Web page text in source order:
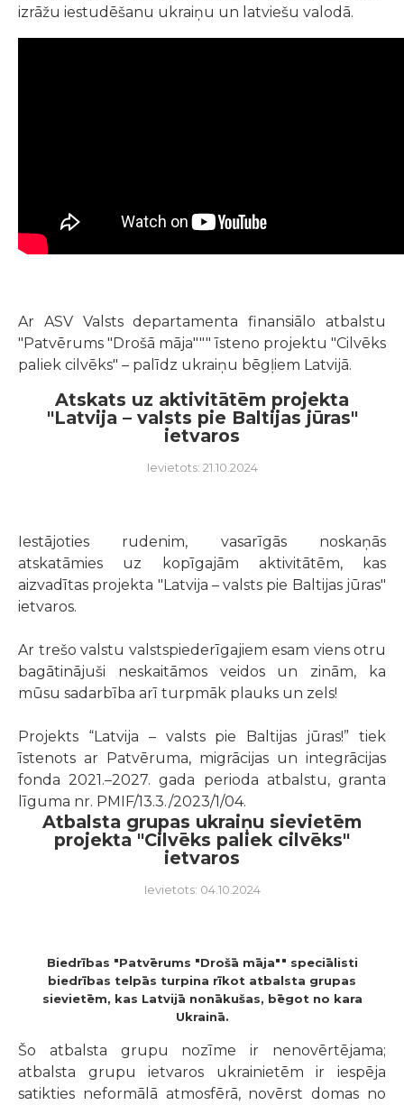
izrāžu iestudēšanu ukraiņu un latviešu valodā.
Ar ASV Valsts departamenta finansiālo atbalstu
"Patvērums "Drošā māja""" īsteno projektu "Cilvēks
paliek cilvēks" – palīdz ukraiņu bēgļiem Latvijā.
Atskats uz aktivitātēm projekta
"Latvija – valsts pie Baltijas jūras"
ietvaros
Ievietots: 21.10.2024
Iestājoties rudenim, vasarīgās noskaņās
atskatāmies uz kopīgajām aktivitātēm, kas
aizvadītas projekta "Latvija – valsts pie Baltijas jūras"
ietvaros.
Ar trešo valstu valstspiederīgajiem esam viens otru
bagātinājuši neskaitāmos veidos un zinām, ka
mūsu sadarbība arī turpmāk plauks un zels!
Projekts “Latvija – valsts pie Baltijas jūras!” tiek
īstenots ar Patvēruma, migrācijas un integrācijas
fonda 2021.–2027. gada perioda atbalstu, granta
līguma nr. PMIF/13.3./2023/1/04.
Atbalsta grupas ukraiņu sievietēm
projekta "Cilvēks paliek cilvēks"
ietvaros
Ievietots: 04.10.2024
Biedrības "Patvērums "Drošā māja"" speciālisti
biedrības telpās turpina rīkot atbalsta grupas
sievietēm, kas Latvijā nonākušas, bēgot no kara
Ukrainā.
Šo atbalsta grupu nozīme ir nenovērtējama;
atbalsta grupu ietvaros ukrainietēm ir iespēja
satikties neformālā atmosfērā, novērst domas no